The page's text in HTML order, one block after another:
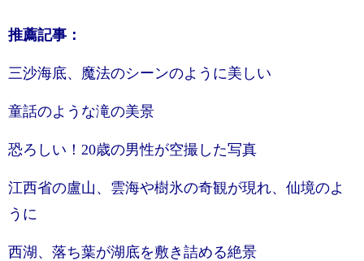
推薦記事：
三沙海底、魔法のシーンのように美しい
童話のような滝の美景
恐ろしい！20歳の男性が空撮した写真
江西省の盧山、雲海や樹氷の奇観が現れ、仙境のよ
うに
西湖、落ち葉が湖底を敷き詰める絶景